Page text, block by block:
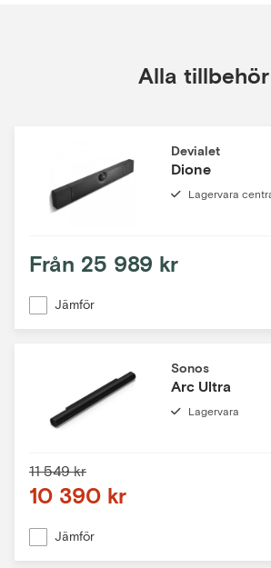
Alla tillbehör
Devialet
Dione
Lagervara
Från 25 989 kr
Jämför
Sonos
Arc Ultra
Lagervara
11 549 kr
10 390 kr
Jämför